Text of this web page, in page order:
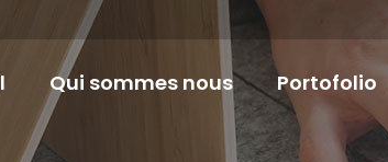
Qui sommes nous Portofolio